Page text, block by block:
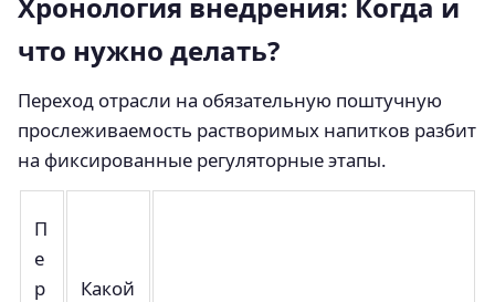
что нужно делать?
Переход отрасли на обязательную поштучную
прослеживаемость растворимых напитков разбит
на фиксированные регуляторные этапы.
П
е
р
Какой